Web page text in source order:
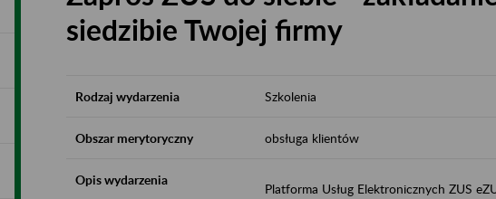
siedzibie Twojej firmy
Rodzaj wydarzenia Szkolenia
Obszar merytoryczny obsługa klientów
Opis wydarzenia
Platforma Usług Elektronicznych ZUS